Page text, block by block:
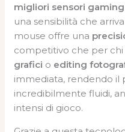
migliori sensori gaming
una sensibilità che
mouse offre una
competitivo che per chi
grafici o editing
immediata, rendendo
incredibilmente fluidi,
intensi di gioco.